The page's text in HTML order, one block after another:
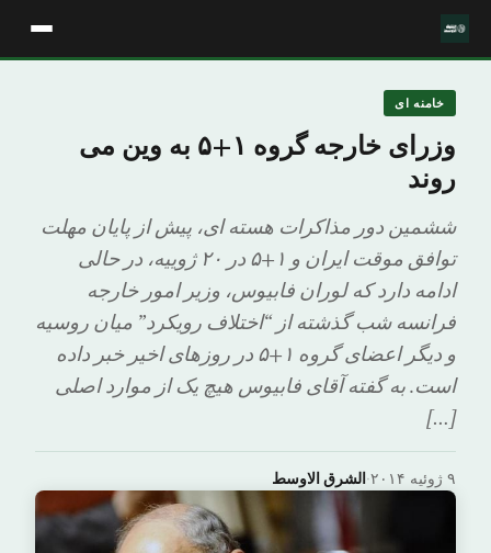
خامنه ای
وزرای خارجه گروه ۱+۵ به وین می
روند
ششمین دور مذاکرات هسته ای، پیش از پایان مهلت
توافق موقت ایران و ۱+۵ در ۲۰ ژوییه، در حالی
ادامه دارد که لوران فابیوس، وزیر امور خارجه
فرانسه شب گذشته از “اختلاف رویکرد” میان روسیه
و دیگر اعضای گروه ۱+۵ در روزهای اخیر خبر داده
است. به گفته آقای فابیوس هیچ یک از موارد اصلی
[…]
الشرق الاوسط· ۹ ژوئیه ۲۰۱۴